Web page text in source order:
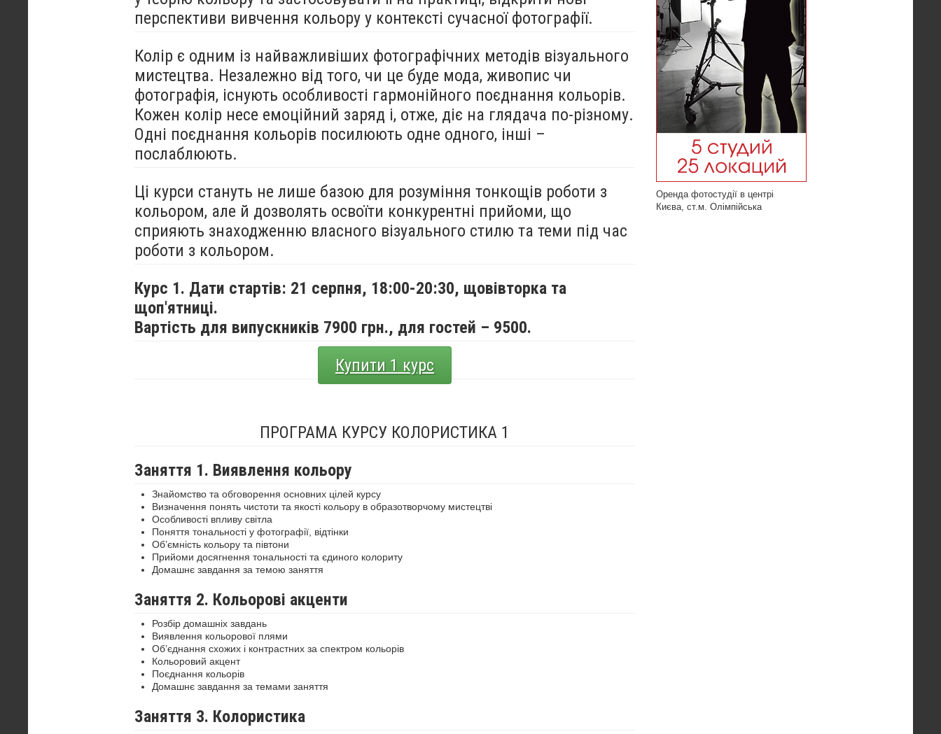
перспективи вивчення кольору у контексті сучасної фотографії.
Колір є одним із найважливіших фотографічних методів візуального
мистецтва. Незалежно від того, чи це буде мода, живопис чи
фотографія, існують особливості гармонійного поєднання кольорів.
Кожен колір несе емоційний заряд і, отже, діє на глядача по-різному.
Одні поєднання кольорів посилюють одне одного, інші –
послаблюють.
Ці курси стануть не лише базою для розуміння тонкощів роботи з
кольором, але й дозволять освоїти конкурентні прийоми, що
сприяють знаходженню власного візуального стилю та теми під час
роботи з кольором.
Курс 1. Дати стартів: 21 серпня, 18:00-20:30, щовівторка та
щоп'ятниці.
Вартість для випускників 7900 грн., для гостей – 9500.
Купити 1 курс
ПРОГРАМА КУРСУ КОЛОРИСТИКА 1
Заняття 1. Виявлення кольору
Знайомство та обговорення основних цілей курсу
Визначення понять чистоти та якості кольору в образотворчому мистецтві
Особливості впливу світла
Поняття тональності у фотографії, відтінки
Об’ємність кольору та півтони
Прийоми досягнення тональності та єдиного колориту
Домашнє завдання за темою заняття
Заняття 2. Кольорові акценти
Розбір домашніх завдань
Виявлення кольорової плями
Об’єднання схожих і контрастних за спектром кольорів
Кольоровий акцент
Поєднання кольорів
Домашнє завдання за темами заняття
Заняття 3. Колористика
Оренда фотостудії в центрі
Києва, ст.м. Олімпійська